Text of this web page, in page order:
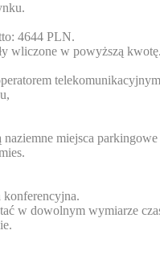
4644 PLN.
wliczone w powyższą kwotę.
miejsca
konferencyjna.
w dowolnym wymiarze